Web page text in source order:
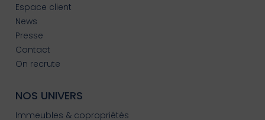
Espace client
News
Presse
Contact
On recrute
NOS UNIVERS
Immeubles & copropriétés